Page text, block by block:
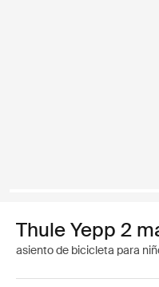
Thule Yepp 2
asiento de bicicleta para